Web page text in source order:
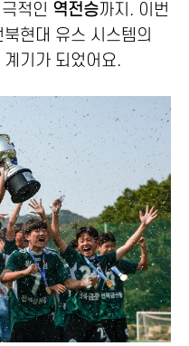
적인 역전승까지. 이번
현대 유스 시스템의
기가 되었어요.